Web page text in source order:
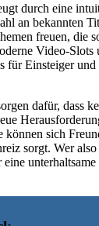
durch eine
an bekannten
freuen, die
Video-Slots
für Einsteiger und
dafür, dass
sich
sorgt. Wer